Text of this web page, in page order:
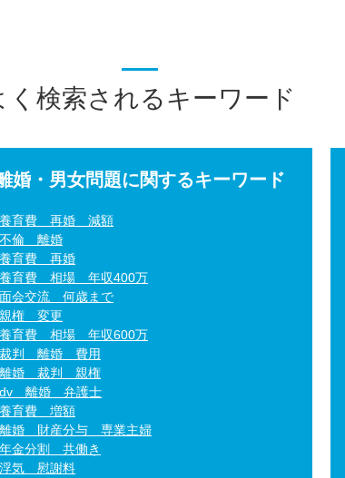
く検索されるキーワード
婚・男女問題に関するキーワード
養育費 再婚 減額
不倫 離婚
養育費 再婚
養育費 相場 年収400万
面会交流 何歳まで
親権 変更
養育費 相場 年収600万
裁判 離婚 費用
離婚 裁判 親権
dv 離婚 弁護士
養育費 増額
離婚 財産分与 専業主婦
年金分割 共働き
浮気 慰謝料